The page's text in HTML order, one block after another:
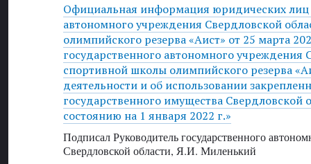
Официальная информация юридических лиц
автономного учреждения Свердловской
олимпийского резерва «Аист» от 25 марта
государственного автономного учреждения
спортивной школы олимпийского резерва
деятельности и об использовании
государственного имущества Свердловской
состоянию на 1 января 2022 г.»
Подписал Руководитель государственного
Свердловской области, Я.И. Миленький